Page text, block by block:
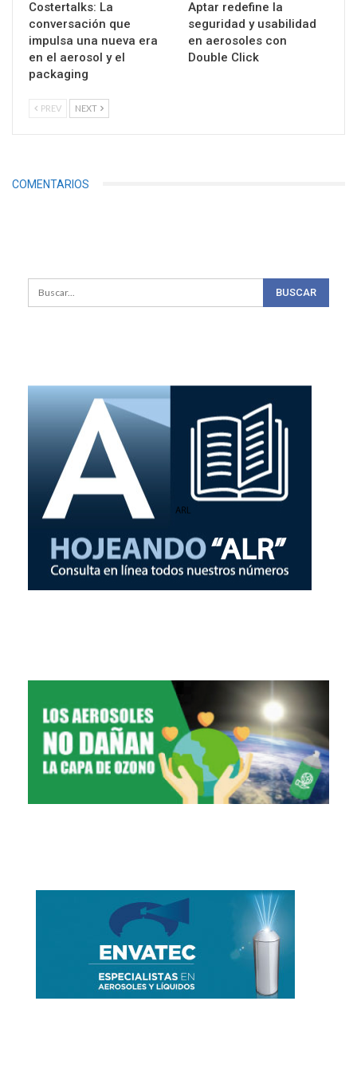
Costertalks: La
conversación que
impulsa una nueva era
en el aerosol y el
packaging
Aptar redefine la
seguridad y usabilidad
en aerosoles con
Double Click
PREV NEXT
COMENTARIOS